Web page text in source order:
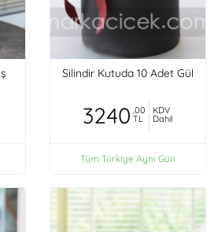
Silindir Kutuda 10 Adet Gül
3240 ,00
TL
KDV
Dahil
Tüm Türkiye Aynı Gün